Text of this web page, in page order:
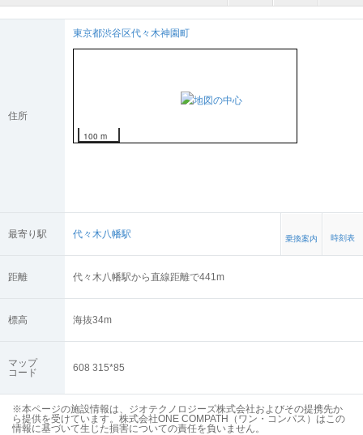
住所
東京都渋谷区代々木神園町
100 m
最寄り駅 代々木八幡駅 乗換案内 時刻表
距離 代々木八幡駅から直線距離で441m
標高 海抜34m
マップ
コード
608 315*85
※本ページの施設情報は、ジオテクノロジーズ株式会社およびその提携先か
ら提供を受けています。株式会社ONE COMPATH（ワン・コンパス）はこの
情報に基づいて生じた損害についての責任を負いません。